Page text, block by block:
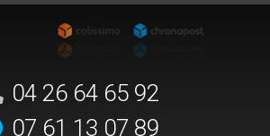
04 26 64 65 92
07 61 13 07 89